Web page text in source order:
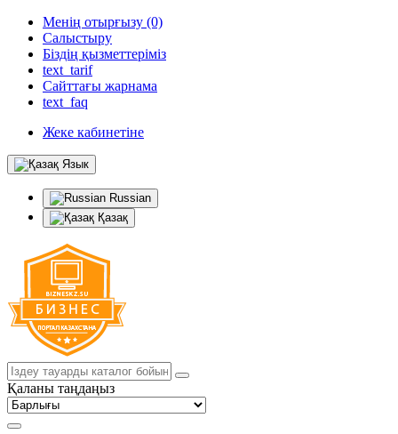
Менің отырғызу (0)
Салыстыру
Біздің қызметтеріміз
text_tarif
Сайттағы жарнама
text_faq
Жеке кабинетіне
Язык
Russian
Қазақ
Қаланы таңдаңыз